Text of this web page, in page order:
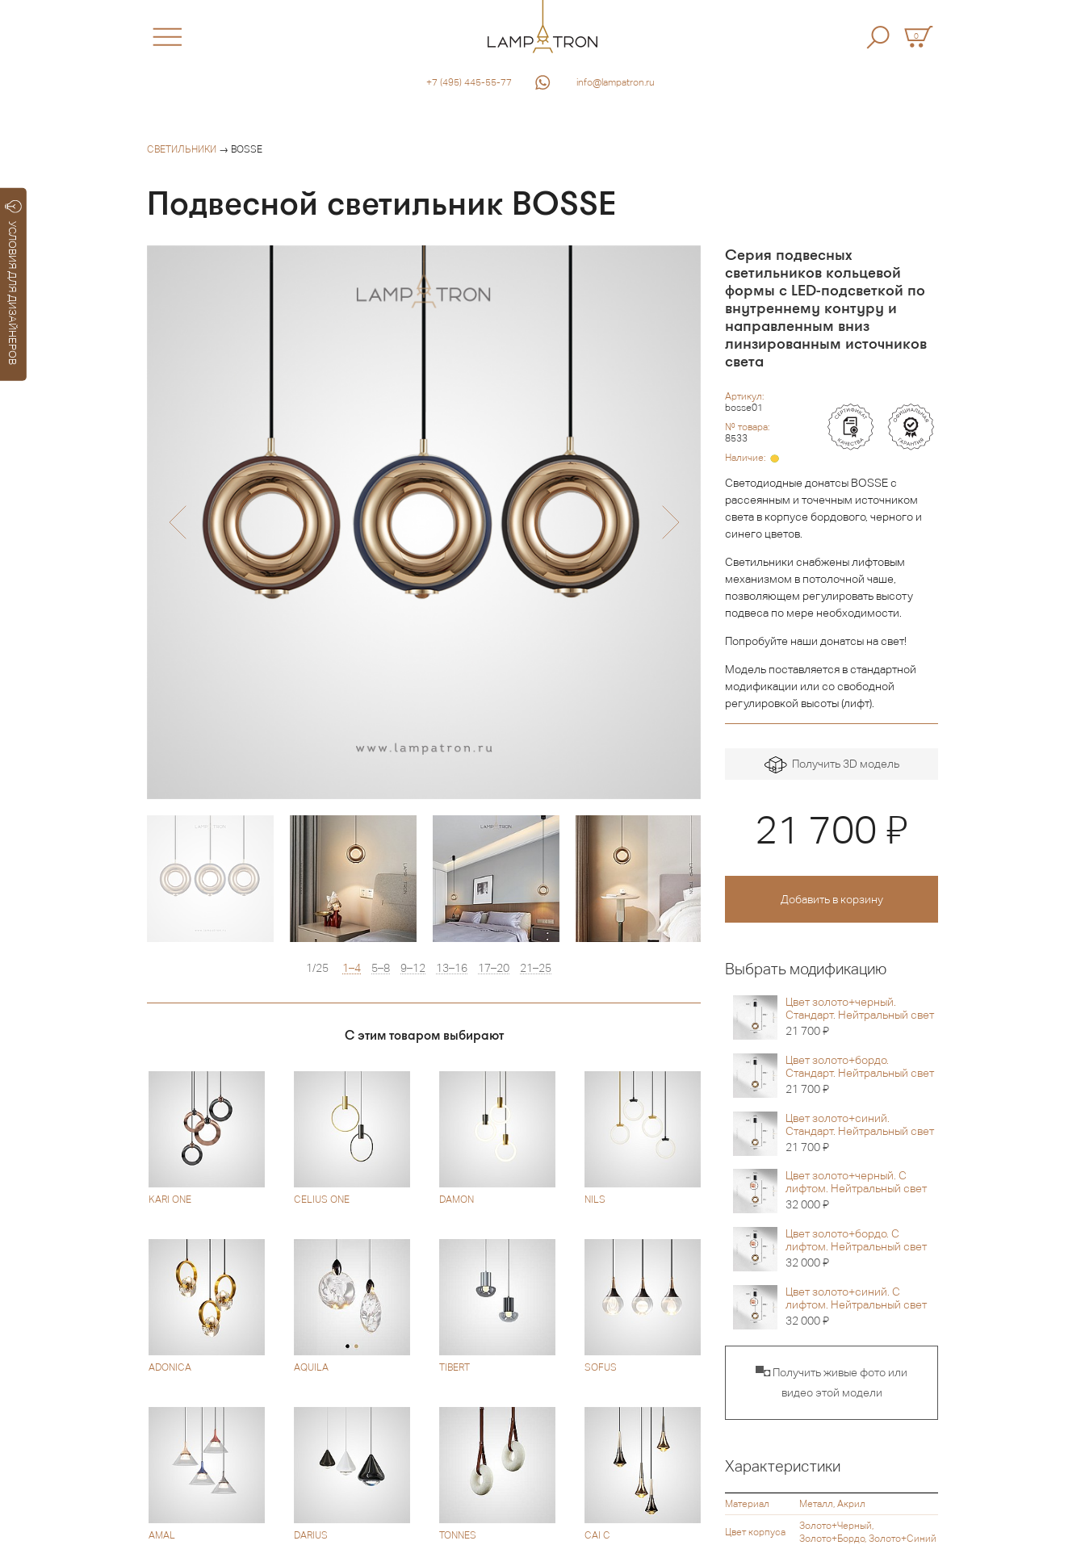
УСЛОВИЯ ДЛЯ ДИЗАЙНЕРОВ
0
+7 (495) 445-55-77 info@lampatron.ru
СВЕТИЛЬНИКИ → BOSSE
Подвесной светильник BOSSE
1/25 1–4 5–8 9–12 13–16 17–20 21–25
С этим товаром выбирают
KARI ONE CELIUS ONE DAMON NILS
ADONICA AQUILA TIBERT SOFUS
AMAL DARIUS TONNES CAI C
Серия подвесных
светильников кольцевой
формы с LED-подсветкой по
внутреннему контуру и
направленным вниз
линзированным источников
света
Артикул:
bosse01
№ товара:
8533
Наличие:
Светодиодные донатсы BOSSE с
рассеянным и точечным источником
света в корпусе бордового, черного и
синего цветов.
Светильники снабжены лифтовым
механизмом в потолочной чаше,
позволяющем регулировать высоту
подвеса по мере необходимости.
Попробуйте наши донатсы на свет!
Модель поставляется в стандартной
модификации или со свободной
регулировкой высоты (лифт).
Получить 3D модель
21 700 Я
Выбрать модификацию
Цвет золото+черный.
Стандарт. Нейтральный свет
21 700Я
Цвет золото+бордо.
Стандарт. Нейтральный свет
21 700Я
Цвет золото+синий.
Стандарт. Нейтральный свет
21 700Я
Цвет золото+черный. С
лифтом. Нейтральный свет
32 000Я
Цвет золото+бордо. С
лифтом. Нейтральный свет
32 000Я
Цвет золото+синий. С
лифтом. Нейтральный свет
32 000Я
▀◘ Получить живые фото или
видео этой модели
Характеристики
Материал Металл, Акрил
Цвет корпуса
Золото+Черный,
Золото+Бордо, Золото+Синий